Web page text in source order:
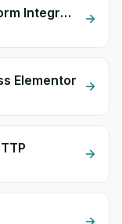
Olivraison + Google Form Integration
Elementor